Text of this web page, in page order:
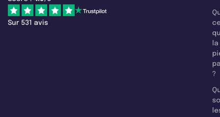
Sur 531 avis
la
?